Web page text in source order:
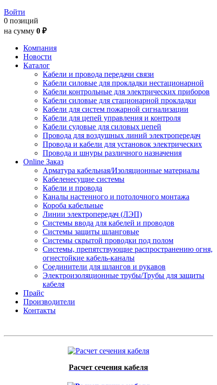
Войти
0 позиций
на сумму 0 ₽
Компания
Новости
Каталог
Кабели и провода передачи связи
Кабели силовые для прокладки нестационарной
Кабели контрольные для электрических приборов
Кабели силовые для стационарной прокладки
Кабели для систем пожарной сигнализации
Кабели для цепей управления и контроля
Кабели судовые для силовых цепей
Провода для воздушных линий электропередач
Провода и кабели для установок электрических
Провода и шнуры различного назначения
Online Заказ
Арматура кабельная/Изоляционные материалы
Кабеленесущие системы
Кабели и провода
Каналы настенного и потолочного монтажа
Короба кабельные
Линии электропередач (ЛЭП)
Системы ввода для кабелей и проводов
Системы защиты шланговые
Системы скрытой проводки под полом
Системы, препятствующие распространению огня,
огнестойкие кабель-каналы
Соединители для шлангов и рукавов
Электроизоляционные трубы/Трубы для защиты
кабеля
Прайс
Производители
Контакты
Расчет сечения кабеля